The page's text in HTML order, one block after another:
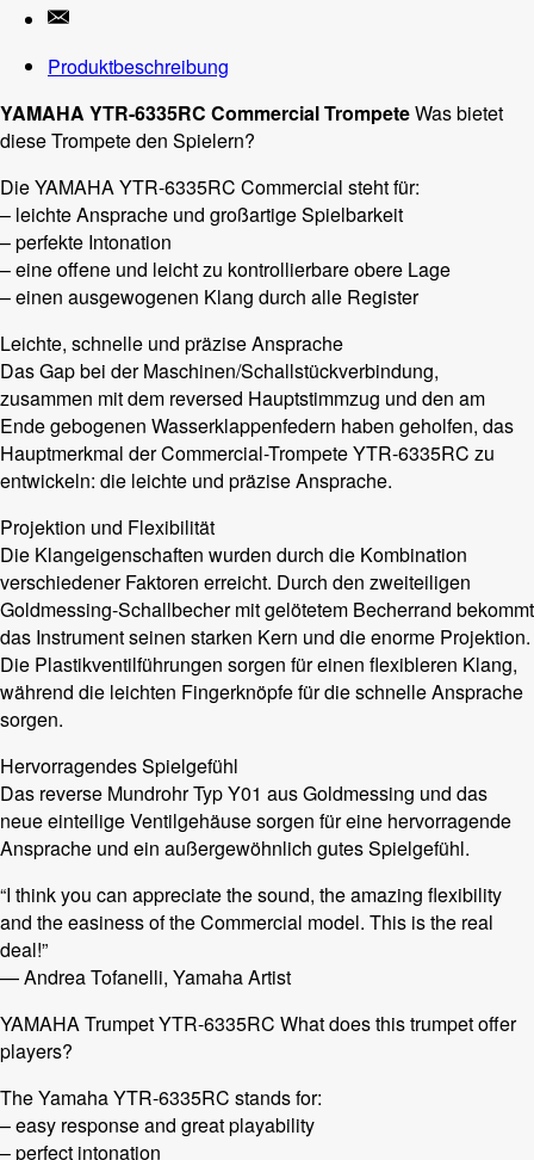
Produktbeschreibung
YAMAHA YTR-6335RC Commercial TrompeteWas bietet
diese Trompete den Spielern?
Die YAMAHA YTR-6335RC Commercial steht für:
– leichte Ansprache und großartige Spielbarkeit
– perfekte Intonation
– eine offene und leicht zu kontrollierbare obere Lage
– einen ausgewogenen Klang durch alle Register
Leichte, schnelle und präzise Ansprache
Das Gap bei der Maschinen/Schallstückverbindung,
zusammen mit dem reversed Hauptstimmzug und den am
Ende gebogenen Wasserklappenfedern haben geholfen, das
Hauptmerkmal der Commercial-Trompete YTR-6335RC zu
entwickeln: die leichte und präzise Ansprache.
Projektion und Flexibilität
Die Klangeigenschaften wurden durch die Kombination
verschiedener Faktoren erreicht. Durch den zweiteiligen
Goldmessing-Schallbecher mit gelötetem Becherrand bekommt
das Instrument seinen starken Kern und die enorme Projektion.
Die Plastikventilführungen sorgen für einen flexibleren Klang,
während die leichten Fingerknöpfe für die schnelle Ansprache
sorgen.
Hervorragendes Spielgefühl
Das reverse Mundrohr Typ Y01 aus Goldmessing und das
neue einteilige Ventilgehäuse sorgen für eine hervorragende
Ansprache und ein außergewöhnlich gutes Spielgefühl.
“I think you can appreciate the sound, the amazing flexibility
and the easiness of the Commercial model. This is the real
deal!”
— Andrea Tofanelli, Yamaha Artist
YAMAHA Trumpet YTR-6335RC What does this trumpet offer
players?
The Yamaha YTR-6335RC stands for:
– easy response and great playability
– perfect intonation